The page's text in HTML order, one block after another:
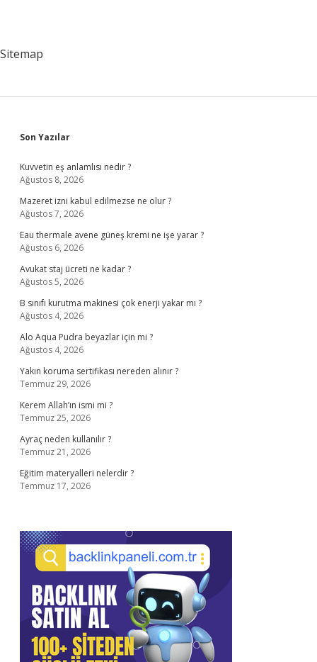
Sitemap
Sidebar
Son Yazılar
Kuvvetin eş anlamlısı nedir ?
Ağustos 8, 2026
Mazeret izni kabul edilmezse ne olur ?
Ağustos 7, 2026
Eau thermale avene güneş kremi ne işe yarar ?
Ağustos 6, 2026
Avukat staj ücreti ne kadar ?
Ağustos 5, 2026
B sınıfı kurutma makinesi çok enerji yakar mı ?
Ağustos 4, 2026
Alo Aqua Pudra beyazlar için mi ?
Ağustos 4, 2026
Yakın koruma sertifikası nereden alınır ?
Temmuz 29, 2026
Kerem Allah’ın ismi mi ?
Temmuz 25, 2026
Ayraç neden kullanılır ?
Temmuz 21, 2026
Eğitim materyalleri nelerdir ?
Temmuz 17, 2026